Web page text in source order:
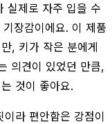
실제로 자주 입을 수
장감이에요. 이 제품
, 키가 작은 분에게
의견이 있었던 만큼,
것이 좋아요.
라 편안함은 강점이